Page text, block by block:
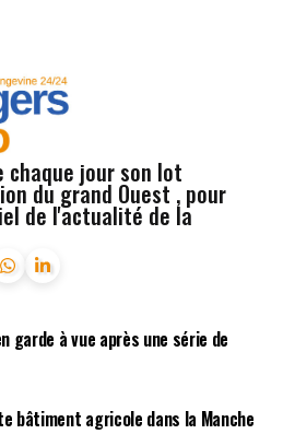
jour son lot
du grand Ouest , pour
de l'actualité de la
garde à vue après une série de
bâtiment agricole dans la Manche